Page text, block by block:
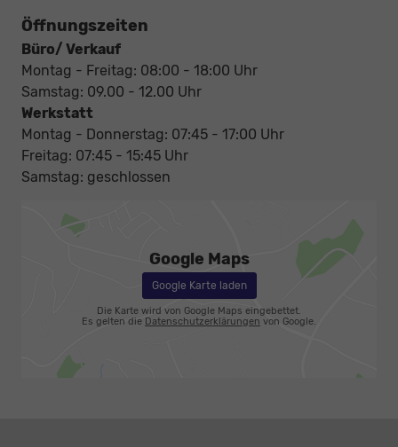
Öffnungszeiten
Büro/ Verkauf
Montag - Freitag: 08:00 - 18:00 Uhr
Samstag: 09.00 - 12.00 Uhr
Werkstatt
Montag - Donnerstag: 07:45 - 17:00 Uhr
Freitag: 07:45 - 15:45 Uhr
Samstag: geschlossen
Google Maps
Google Karte laden
Die Karte wird von Google Maps eingebettet.
Es gelten die Datenschutzerklärungen von Google.